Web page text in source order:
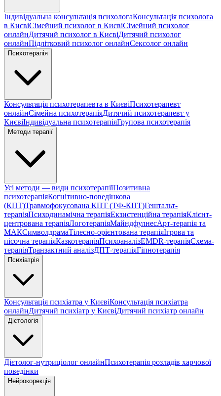
Індивідуальна консультація психологаКонсультація психолога
в КиєвіСімейний психолог в КиєвіСімейний психолог
онлайнДитячий психолог в КиєвіДитячий психолог
онлайнПідлітковий психолог онлайнСексолог онлайн
Психотерапія
Консультація психотерапевта в КиєвіПсихотерапевт
онлайнСімейна психотерапіяДитячий психотерапевт у
КиєвіІндивідуальна психотерапіяГрупова психотерапія
Методи терапії
Усі методи — види психотерапіїПозитивна
психотерапіяКогнітивно-поведінкова
(КПТ)Травмофокусована КПТ (ТФ-КПТ)Гештальт-
терапіяПсиходинамічна терапіяЕкзистенційна терапіяКлієнт-
центрована терапіяЛоготерапіяМайндфулнесАрт-терапія та
МАКСимволдрамаТілесно-орієнтована терапіяІгрова та
пісочна терапіяКазкотерапіяПсихоаналізEMDR-терапіяСхема-
терапіяТранзактний аналізДПТ-терапіяГіпнотерапія
Психіатрія
Консультація психіатра у КиєвіКонсультація психіатра
онлайнДитячий психіатр у КиєвіДитячий психіатр онлайн
Дієтологія
Дієтолог-нутриціолог онлайнПсихотерапія розладів харчової
поведінки
Нейрокорекція